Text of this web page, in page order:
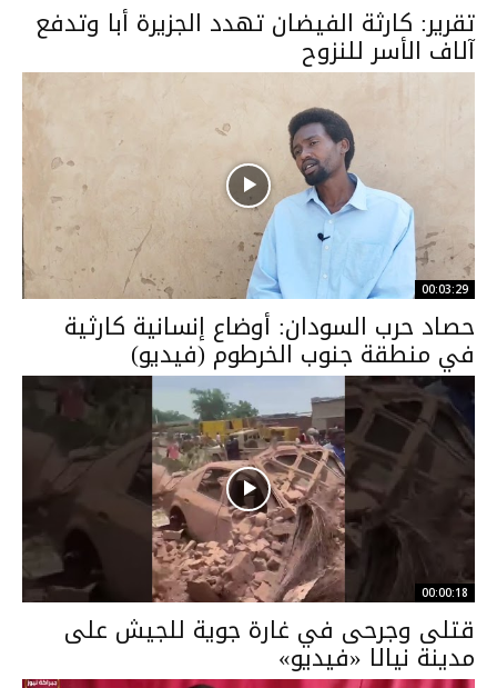
تقرير: كارثة الفيضان تهدد الجزيرة أبا وتدفع
آلاف الأسر للنزوح
00:03:29
حصاد حرب السودان: أوضاع إنسانية كارثية
في منطقة جنوب الخرطوم (فيديو)
00:00:18
قتلى وجرحى في غارة جوية للجيش على
مدينة نيالا «فيديو»